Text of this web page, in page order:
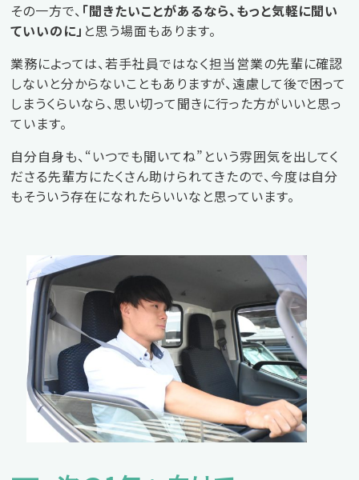
その一方で、 「聞きたいことがあるなら、もっと気軽に聞い
ていいのに」 と思う場面もあります。
業務によっては、若手社員ではなく担当営業の先輩に確認
しないと分からないこともありますが、遠慮して後で困って
しまうくらいなら、思い切って聞きに行った方がいいと思っ
ています。
自分自身も、“いつでも聞いてね”という雰囲気を出してく
ださる先輩方にたくさん助けられてきたので、今度は自分
もそういう存在になれたらいいなと思っています。